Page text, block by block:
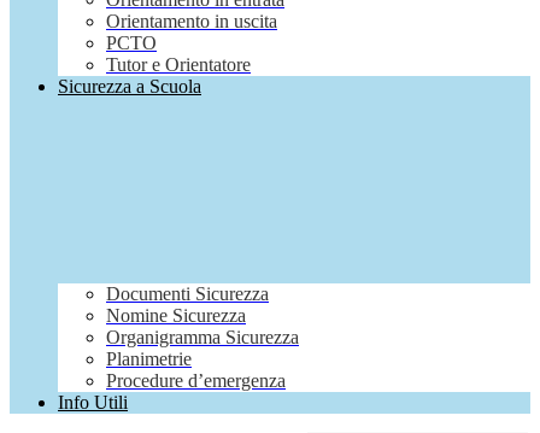
Orientamento in uscita
PCTO
Tutor e Orientatore
Sicurezza a Scuola
Documenti Sicurezza
Nomine Sicurezza
Organigramma Sicurezza
Planimetrie
Procedure d’emergenza
Info Utili